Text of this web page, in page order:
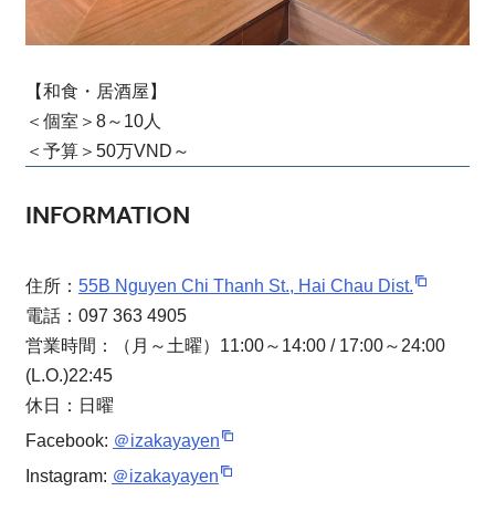
【和食・居酒屋】
＜個室＞8～10人
＜予算＞50万VND～
INFORMATION
住所： 55B Nguyen Chi Thanh St., Hai Chau Dist.
電話：097 363 4905
営業時間：（月～土曜）11:00～14:00 / 17:00～24:00
(L.O.)22:45
休日：日曜
Facebook: ＠izakayayen
Instagram: ＠izakayayen